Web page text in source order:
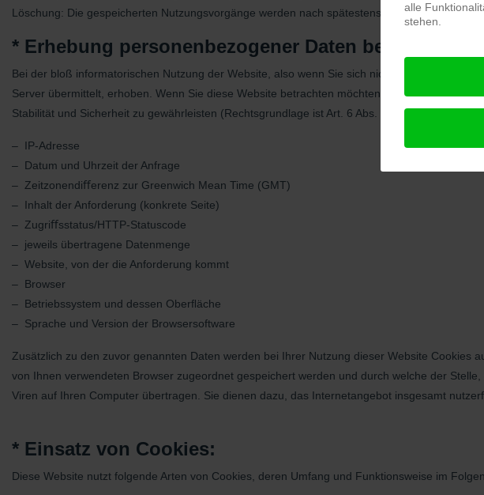
Löschung: Die gespeicherten Nutzungsvorgänge werden nach spätestens 7 Monaten
* Erhebung personenbezogener Daten bei Besuch
Bei der bloß informatorischen Nutzung der Website, also wenn Sie sich nicht registrieren
Server übermittelt, erhoben. Wenn Sie diese Website betrachten möchten, werden
Stabilität und Sicherheit zu gewährleisten (Rechtsgrundlage ist Art. 6 Abs. 1 S. 1 lit. f) DSGVO):
– IP-Adresse
– Datum und Uhrzeit der Anfrage
– Zeitzonendiﬀerenz zur Greenwich Mean Time (GMT)
– Inhalt der Anforderung (konkrete Seite)
– Zugriﬀsstatus/HTTP-Statuscode
– jeweils übertragene Datenmenge
– Website, von der die Anforderung kommt
– Browser
– Betriebssystem und dessen Oberﬂäche
– Sprache und Version der Browsersoftware
Zusätzlich zu den zuvor genannten Daten werden bei Ihrer Nutzung dieser Website
von Ihnen verwendeten Browser zugeordnet gespeichert werden und durch welche der
Viren auf Ihren Computer übertragen. Sie dienen dazu, das Internetangebot insgesamt
* Einsatz von Cookies:
Diese Website nutzt folgende Arten von Cookies, deren Umfang und Funktionsweise im
alle
stehen.